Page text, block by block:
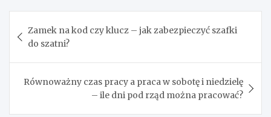
wpisu
Zamek na kod czy klucz – jak zabezpieczyć szafki
do szatni?
Równoważny czas pracy a praca w sobotę i niedzielę
– ile dni pod rząd można pracować?